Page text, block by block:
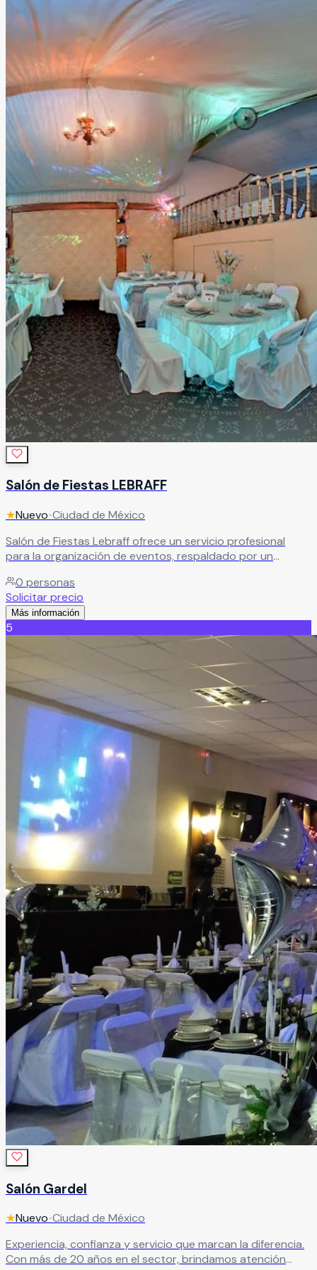
Salón de Fiestas LEBRAFF
★Nuevo•Ciudad de México
Salón de Fiestas Lebraff ofrece un servicio profesional
para la organización de eventos, respaldado por un
celebraciones personalizadas, bien ejecutadas y con un
toque especial que las haga inolvidables.
0 personas
Solicitar precio
Más información
5
Salón Gardel
★Nuevo•Ciudad de México
Experiencia, confianza y servicio que marcan la diferencia.
Con más de 20 años en el sector, brindamos atención